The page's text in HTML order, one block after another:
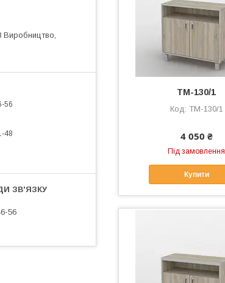
ТМ-130/1
ТМ-130/1
4 050 ₴
Під замовлення
Купити
Виробництво,
56
48
56